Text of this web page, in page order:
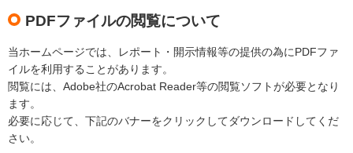
PDFファイルの閲覧について
当ホームページでは、レポート・開示情報等の提供の為にPDFファ
イルを利用することがあります。
閲覧には、Adobe社のAcrobat Reader等の閲覧ソフトが必要となり
ます。
必要に応じて、下記のバナーをクリックしてダウンロードしてくだ
さい。